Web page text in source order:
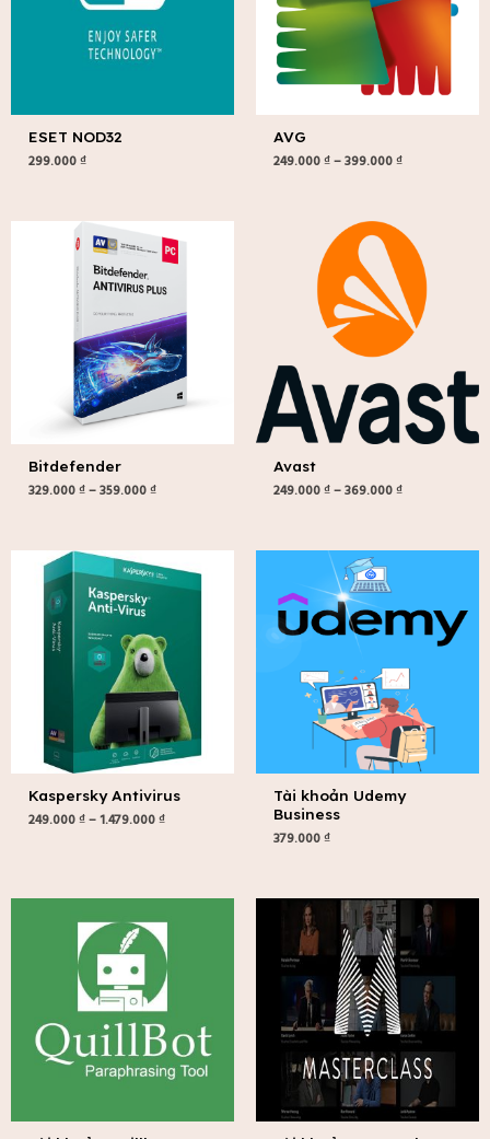
ESET NOD32
299.000₫
AVG
249.000₫–399.000₫
Bitdefender
329.000₫–359.000₫
giá:
từ
329.000 ₫
đến
359.000 ₫
Avast
249.000₫–369.000₫
Khoảng
giá:
249.000 ₫
đến
369.000 ₫
Kaspersky Antivirus
249.000₫–1.479.000₫
giá:
từ
1.479.000 ₫
Tài khoản Udemy
Business
379.000₫